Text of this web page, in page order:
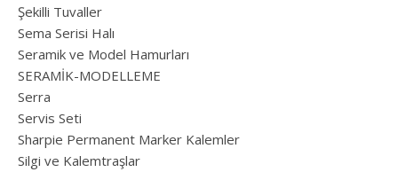
Şekilli Tuvaller
Sema Serisi Halı
Seramik ve Model Hamurları
SERAMİK-MODELLEME
Serra
Servis Seti
Sharpie Permanent Marker Kalemler
Silgi ve Kalemtraşlar